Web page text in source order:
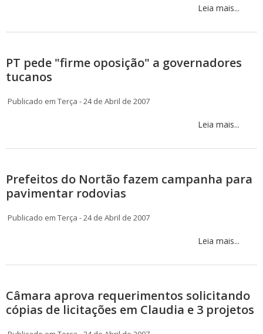
Leia mais...
PT pede "firme oposição" a governadores
tucanos
Publicado em Terça - 24 de Abril de 2007
Leia mais...
Prefeitos do Nortão fazem campanha para
pavimentar rodovias
Publicado em Terça - 24 de Abril de 2007
Leia mais...
Câmara aprova requerimentos solicitando
cópias de licitações em Claudia e 3 projetos